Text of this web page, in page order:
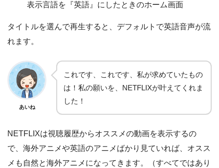
表示言語を『英語』にしたときのホーム画面
タイトルを選んで再生すると、デフォルトで英語音声が流
れます。
あいね
これです、これです、私が求めていたもの
は！私の願いを、NETFLIXが叶えてくれま
した！
NETFLIXは視聴履歴からオススメの動画を表示するの
で、海外アニメや英語のアニメばかり見ていれば、オスス
メも自然と海外アニメになってきます。（すべてではあり